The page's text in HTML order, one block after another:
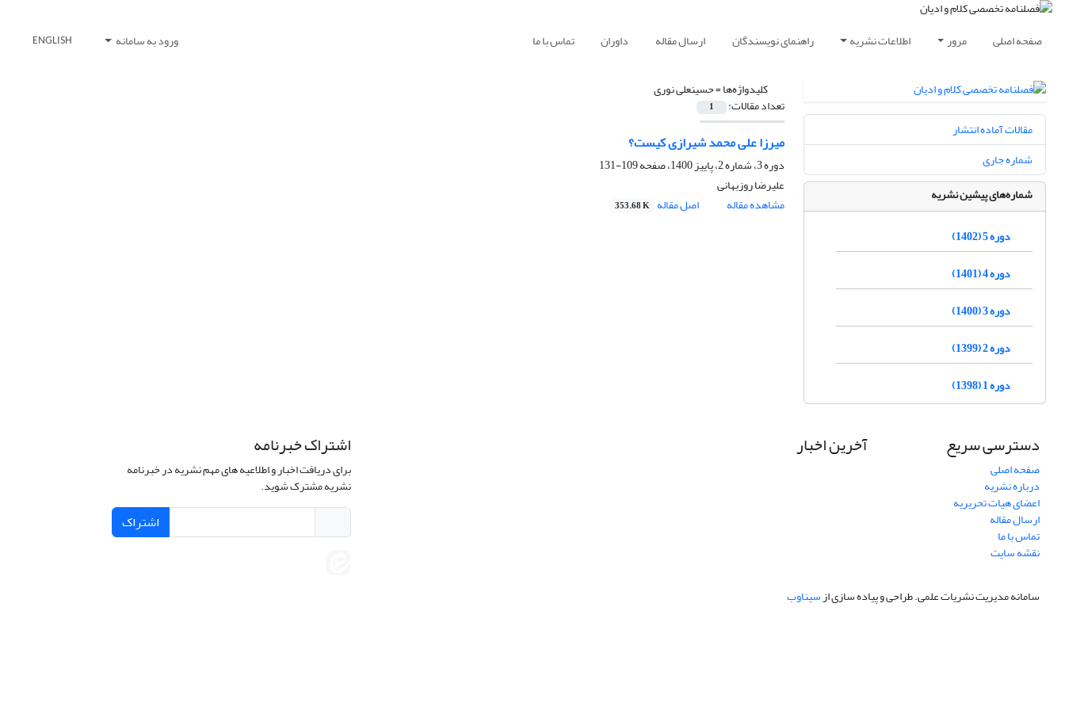
صفحه اصلی مرور اطلاعات نشریه راهنمای نویسندگان ارسال مقاله داوران تماس با ما ورود به سامانه ENGLISH
کلیدواژه‌ها =حسینعلی نوری
تعداد مقالات: 1
میرزا علی محمد شیرازی کیست؟
دوره 3، شماره 2، پاییز 1400، صفحه
109-131
علیرضا روزبهانی
مشاهده مقاله
اصل مقاله 353.68 K
مقالات آماده انتشار
شماره جاری
شماره‌های پیشین نشریه
دوره 5 (1402)
دوره 4 (1401)
دوره 3 (1400)
دوره 2 (1399)
دوره 1 (1398)
دسترسی سریع
صفحه اصلی
درباره نشریه
اعضای هیات تحریریه
ارسال مقاله
تماس با ما
نقشه سایت
آخرین اخبار اشتراک خبرنامه
برای دریافت اخبار و اطلاعیه های مهم نشریه در خبرنامه
نشریه مشترک شوید.
اشتراک
سامانه مدیریت نشریات علمی.طراحی و پیاده سازی ازسیناوب